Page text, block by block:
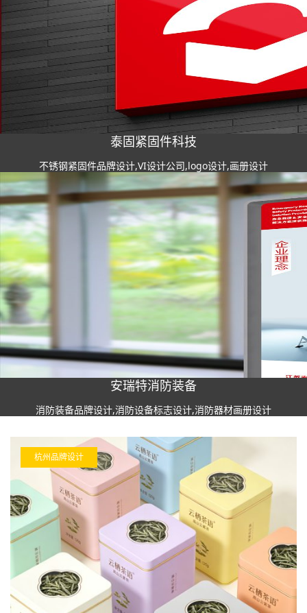
泰固紧固件科技
不锈钢紧固件品牌设计,VI设计公司,logo设计,画册设计
安瑞特消防装备
消防装备品牌设计,消防设备标志设计,消防器材画册设计
杭州品牌设计